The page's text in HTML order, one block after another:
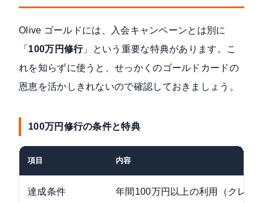
Olive ゴールドには、入会キャンペーンとは別に
「 100万円修行」という重要な特典があります。こ
れを知らずに使うと、せっかくのゴールドカードの
恩恵を活かしきれないので確認しておきましょう。
100万円修行の条件と特典
項目 内容
達成条件
年間100万円以上の利用（クレジ